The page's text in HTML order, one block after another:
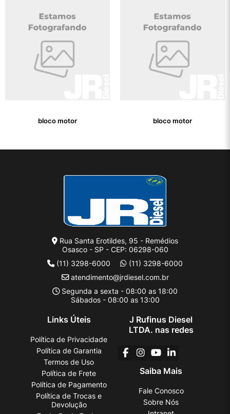
bloco motor bloco motor
Rua Santa Erotildes, 95 - Remédios
Osasco - SP - CEP: 06298-060
(11) 3298-6000
(11) 3298-6000
atendimento@jrdiesel.com.br
Segunda a sexta - 08:00 as 18:00
Sábados - 08:00 as 13:00
Links Úteis
Política de Privacidade
Política de Garantia
Termos de Uso
Política de Frete
Política de Pagamento
Política de Trocas e
Devolução
J Rufinus Diesel
LTDA. nas redes
Saiba Mais
Fale Conosco
Sobre Nós